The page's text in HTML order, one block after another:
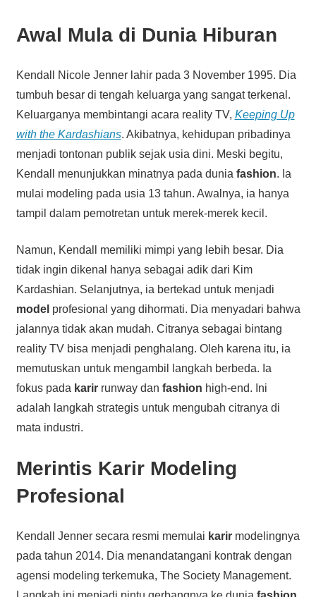
Awal Mula di Dunia Hiburan
Kendall Nicole Jenner lahir pada 3 November 1995. Dia
tumbuh besar di tengah keluarga yang sangat terkenal.
Keluarganya membintangi acara reality TV, Keeping Up
with the Kardashians. Akibatnya, kehidupan pribadinya
menjadi tontonan publik sejak usia dini. Meski begitu,
Kendall menunjukkan minatnya pada dunia fashion. Ia
mulai modeling pada usia 13 tahun. Awalnya, ia hanya
tampil dalam pemotretan untuk merek-merek kecil.
Namun, Kendall memiliki mimpi yang lebih besar. Dia
tidak ingin dikenal hanya sebagai adik dari Kim
Kardashian. Selanjutnya, ia bertekad untuk menjadi
model profesional yang dihormati. Dia menyadari bahwa
jalannya tidak akan mudah. Citranya sebagai bintang
reality TV bisa menjadi penghalang. Oleh karena itu, ia
memutuskan untuk mengambil langkah berbeda. Ia
fokus pada karirrunway dan fashion high-end. Ini
adalah langkah strategis untuk mengubah citranya di
mata industri.
Merintis Karir Modeling
Profesional
Kendall Jenner secara resmi memulai karirmodelingnya
pada tahun 2014. Dia menandatangani kontrak dengan
agensi modeling terkemuka, The Society Management.